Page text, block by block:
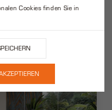
Cookies finden Sie in